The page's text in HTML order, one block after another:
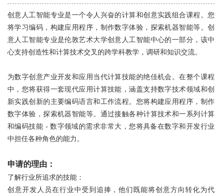
在线咨询
创意人工智能专业是一个令人兴奋的计算和创意实践组合课程。您
将学习编码，构建应用程序，制作数字体验，探索机器智能等。创
意人工智能专业是伦敦艺术大学创意人工智能中心的一部分，该中
心支持创造性和计算技术交叉的跨学科教学，调研和知识交流。
为数字创意产业开发和应用当代计算技能的绝佳机会。在整个课程
中，您将获得一套现代应用计算技能，涵盖支持数字技术领域和创
新实践创新的主要编码语言和工作流程。您将构建应用程序，制作
数字体验，探索机器智能等。通过接触各种计算技术和一系列计算
和编码技能 - 数字领域的需求非常大，您将具备在数字和开发行业
中担任各种角色的能力。
申请的理由：
了解行业所追求的技能：
创意开发人员在行业中受到追捧，他们既能将创意方向转化为代